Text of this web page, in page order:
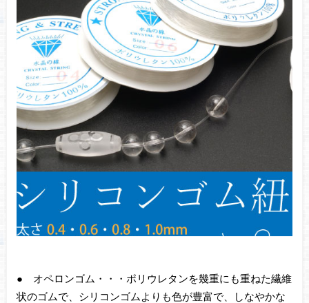
● オペロンゴム・・・ポリウレタンを幾重にも重ねた繊維
状のゴムで、シリコンゴムよりも色が豊富で、しなやかな